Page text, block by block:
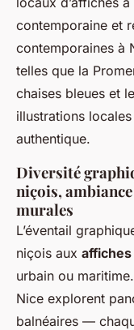
contemporaine et
contemporaines à
telles que la
chaises bleues et
illustrations
authentique.
Diversité
niçois,
murales
L’éventail
niçois aux
urbain ou
Nice explorent
balnéaires —